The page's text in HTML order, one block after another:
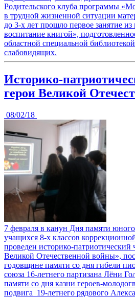
Родительского клуба программы
в трудной жизненной ситуации
до 3-х лет прошло первое занятие
воспитание книгой»,
областной специальной
слабовидящих.
Историко-
герои Великой
08/02/18
7 февраля в канун Дня памяти
учащихся 8-х классов
проведен историко-
Великой Отечественной войны»,
годовщине памяти со дня гибели
союза 16-летнего партизана Лёни
памяти со дня казни героев-
подвига 19-летнего рядового